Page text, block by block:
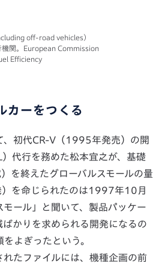
off-road vehicles）
機関。European Commission
Efficiency
カーをつくる
初代CR-V（1995年発売）の開
代行を務めた松本宜之が、基礎
を終えたグローバルスモールの量
）を命じられたのは1997年10月
ール」と聞いて、製品パッケー
ばかりを求められる開発になるの
よぎったという。
たファイルには、機種企画の前